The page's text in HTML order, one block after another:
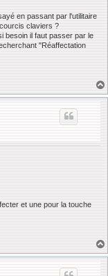
en passant par l'utilitaire
claviers ?
besoin il faut passer par le
"Réaffectation
et une pour la touche